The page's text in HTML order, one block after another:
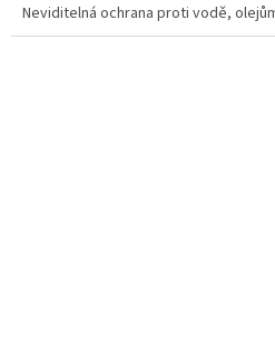
Neviditelná ochrana proti vodě,